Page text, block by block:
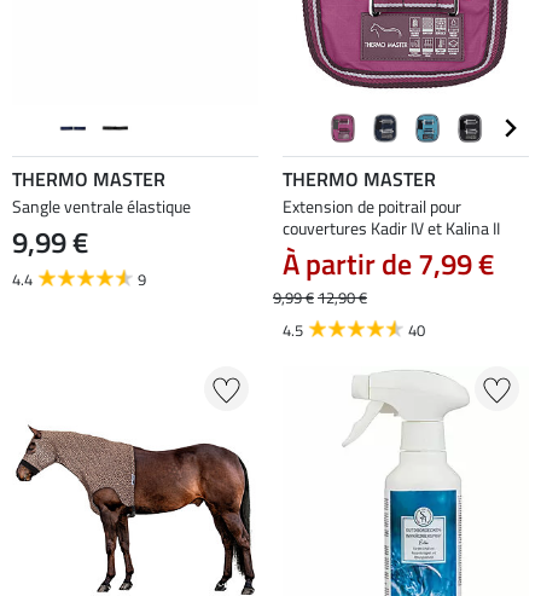
THERMO MASTER
Sangle ventrale élastique
9,99 €
4.4 9
THERMO MASTER
Extension de poitrail pour
couvertures Kadir IV et Kalina II
À partir de 7,99 €
9,99 €12,90 €
4.5
40